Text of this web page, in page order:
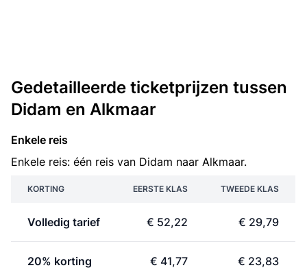
Gedetailleerde ticketprijzen tussen
Didam en Alkmaar
Enkele reis
Enkele reis: één reis van Didam naar Alkmaar.
KORTING EERSTE KLAS TWEEDE KLAS
Volledig tarief € 52,22 € 29,79
20% korting € 41,77 € 23,83